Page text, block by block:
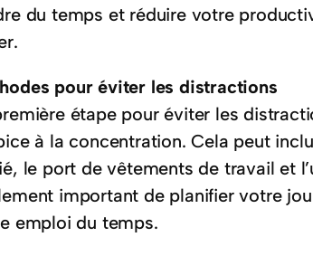
du temps et réduire votre
pour éviter les distractions
étape pour éviter les
à la concentration. Cela peut
le port de vêtements de travail et
important de planifier votre
emploi du temps.